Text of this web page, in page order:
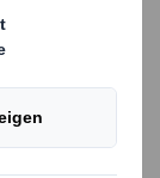
neuer
die
Forschung